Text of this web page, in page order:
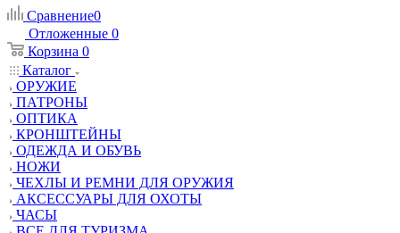
Сравнение0
Отложенные 0
Корзина 0
Каталог
ОРУЖИЕ
ПАТРОНЫ
ОПТИКА
КРОНШТЕЙНЫ
ОДЕЖДА И ОБУВЬ
НОЖИ
ЧЕХЛЫ И РЕМНИ ДЛЯ ОРУЖИЯ
АКСЕССУАРЫ ДЛЯ ОХОТЫ
ЧАСЫ